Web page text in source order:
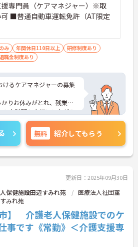
専門員（ケアマネジャー）※取
可 ■普通自動車運転免許（AT限定
み 年間休日110日以上
研修制度あり
職金制度あり
けるケアマネジャーの募集
りお休みがとれ、残業も
トな時間も大切にしながら
ポイントなど、さらに詳
軽にご相談ください。
無料 紹介してもらう
更新日：2025年09月30日
保健施設田辺すみれ苑
医療法人社団菫
みれ苑
市】 介護老人保健施設でのケ
事です《常勤》＜介護支援専